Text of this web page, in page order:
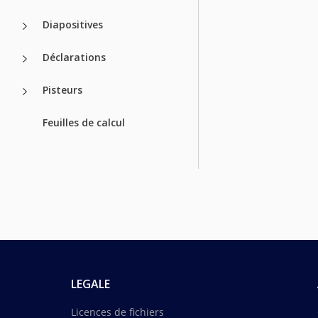
Diapositives
Déclarations
Pisteurs
Feuilles de calcul
LEGALE
Licences de fichiers